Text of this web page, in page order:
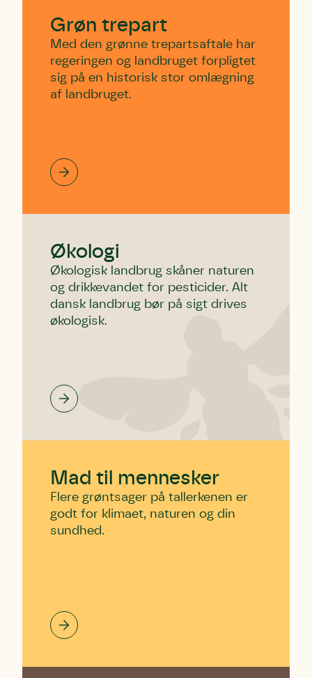
Grøn trepart
Med den grønne trepartsaftale har
regeringen og landbruget forpligtet
sig på en historisk stor omlægning
af landbruget.
Økologi
Økologisk landbrug skåner naturen
og drikkevandet for pesticider. Alt
dansk landbrug bør på sigt drives
økologisk.
Mad til mennesker
Flere grøntsager på tallerkenen er
godt for klimaet, naturen og din
sundhed.